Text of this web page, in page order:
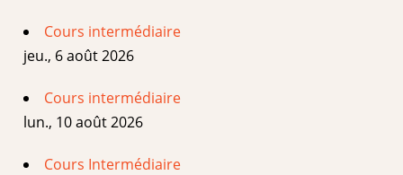
Cours intermédiaire
jeu., 6 août 2026
Cours intermédiaire
lun., 10 août 2026
Cours Intermédiaire